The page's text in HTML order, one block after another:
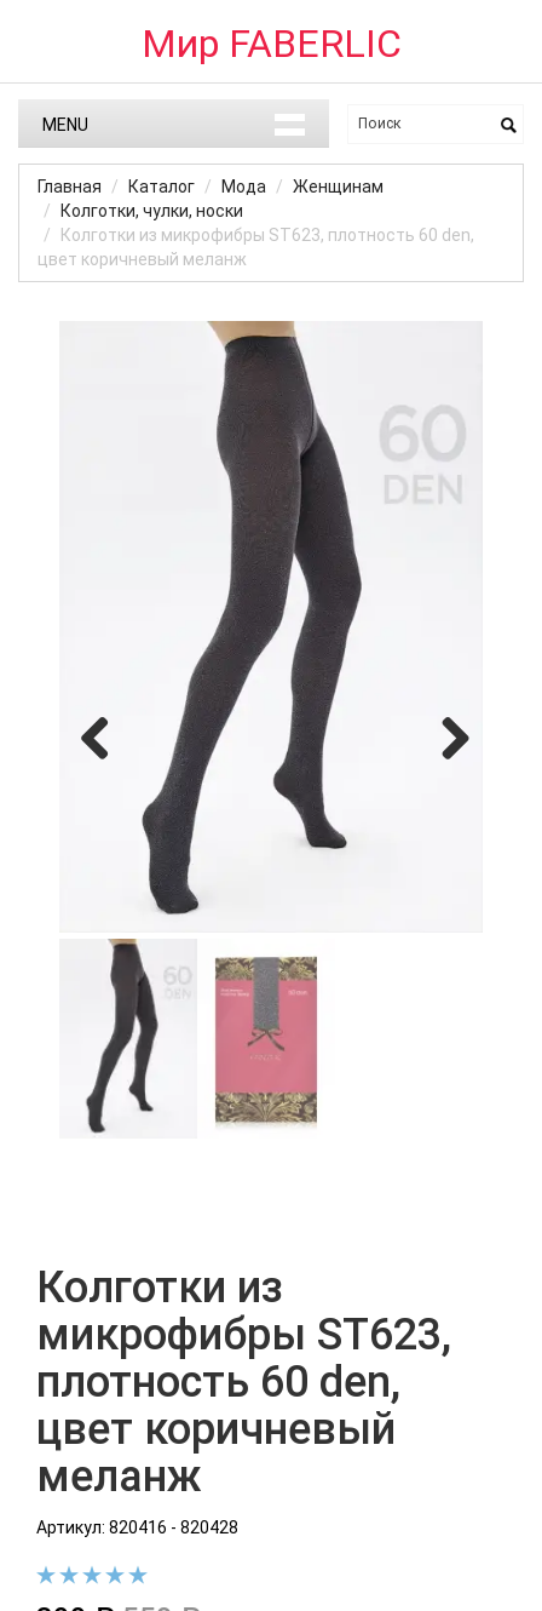
Мир FABERLIC
MENU
Главная Каталог Мода
Женщинам
Колготки, чулки, носки
Колготки из микрофибры ST623, плотность 60 den,
цвет коричневый меланж
Колготки из
микрофибры ST623,
плотность 60 den,
цвет коричневый
меланж
Артикул: 820416 - 820428